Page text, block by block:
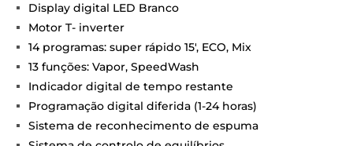
Display digital LED Branco
Motor T- inverter
14 programas: super rápido 15', ECO, Mix
13 funções: Vapor, SpeedWash
Indicador digital de tempo restante
Programação digital diferida (1-24 horas)
Sistema de reconhecimento de espuma